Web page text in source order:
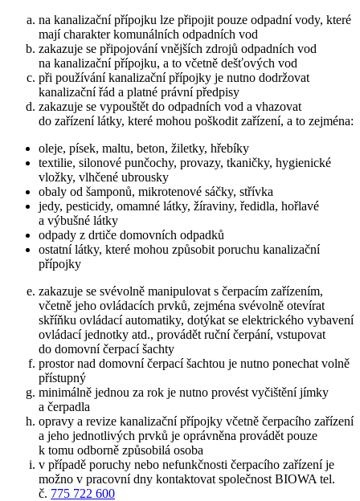
na kanalizační přípojku lze připojit pouze odpadní vody, které
mají charakter komunálních odpadních vod
zakazuje se připojování vnějších zdrojů odpadních vod
na kanalizační přípojku, a to včetně dešťových vod
při používání kanalizační přípojky je nutno dodržovat
kanalizační řád a platné právní předpisy
zakazuje se vypouštět do odpadních vod a vhazovat
do zařízení látky, které mohou poškodit zařízení, a to zejména:
oleje, písek, maltu, beton, žiletky, hřebíky
textilie, silonové punčochy, provazy, tkaničky, hygienické
vložky, vlhčené ubrousky
obaly od šamponů, mikrotenové sáčky, střívka
jedy, pesticidy, omamné látky, žíraviny, ředidla, hořlavé
a výbušné látky
odpady z drtiče domovních odpadků
ostatní látky, které mohou způsobit poruchu kanalizační
přípojky
zakazuje se svévolně manipulovat s čerpacím zařízením,
včetně jeho ovládacích prvků, zejména svévolně otevírat
skříňku ovládací automatiky, dotýkat se elektrického vybavení
ovládací jednotky atd., provádět ruční čerpání, vstupovat
do domovní čerpací šachty
prostor nad domovní čerpací šachtou je nutno ponechat volně
přístupný
minimálně jednou za rok je nutno provést vyčištění jímky
a čerpadla
opravy a revize kanalizační přípojky včetně čerpacího zařízení
a jeho jednotlivých prvků je oprávněna provádět pouze
k tomu odborně způsobilá osoba
v případě poruchy nebo nefunkčnosti čerpacího zařízení je
možno v pracovní dny kontaktovat společnost BIOWA tel.
č. 775 722 600